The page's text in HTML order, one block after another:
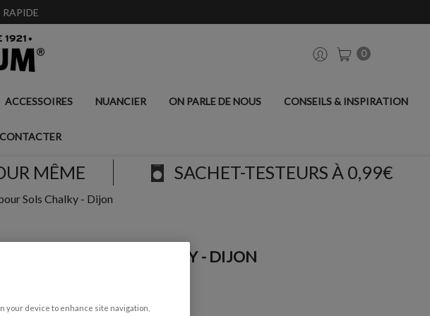
0
ACCESSOIRES NUANCIER ON PARLE DE NOUS CONSEILS & INSPIRATION
MÊME SACHET-TESTEURS À 0,99€
Sols Chalky - Dijon
POUR SOLS CHALKY - DIJON
avis
your device to enhance site navigation,